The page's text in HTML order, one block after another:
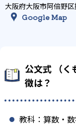
大阪府大阪市阿倍野
Google Map
公文式 （
徴は？
教科：算数・